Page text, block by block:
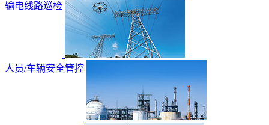
输电线路巡检
人员/车辆安全管控